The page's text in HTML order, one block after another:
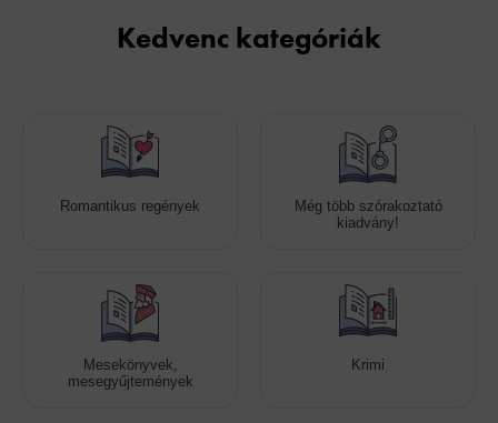
Kedvenc kategóriák
Romantikus regények
Még több szórakoztató
kiadvány!
Mesekönyvek,
mesegyűjtemények
Krimi